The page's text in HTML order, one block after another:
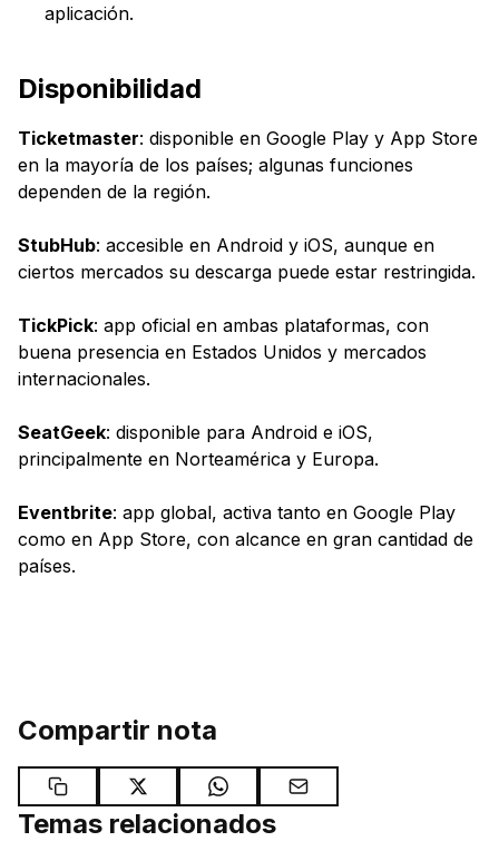
aplicación.
Disponibilidad
Ticketmaster: disponible en Google Play y App Store
en la mayoría de los países; algunas funciones
dependen de la región.
StubHub: accesible en Android y iOS, aunque en
ciertos mercados su descarga puede estar restringida.
TickPick: app oficial en ambas plataformas, con
buena presencia en Estados Unidos y mercados
internacionales.
SeatGeek: disponible para Android e iOS,
principalmente en Norteamérica y Europa.
Eventbrite: app global, activa tanto en Google Play
como en App Store, con alcance en gran cantidad de
países.
Compartir nota
Temas relacionados